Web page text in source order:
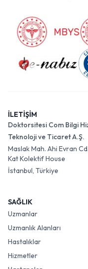
İLETİŞİM
Doktorsitesi Com Bilgi
Teknoloji ve Ticaret A.Ş.
Maslak Mah. Ahi Evran
Kat Kolektif House
İstanbul, Türkiye
SAĞLIK
Uzmanlar
Uzmanlık Alanları
Hastalıklar
Hizmetler